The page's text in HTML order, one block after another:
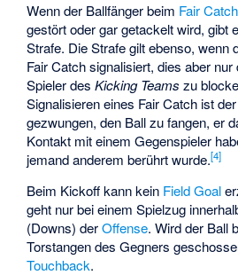
Wenn der Ballfänger beim Fair Catch
gestört oder gar getackelt wird, gibt
Strafe. Die Strafe gilt ebenso, wenn
Fair Catch signalisiert, dies aber
Spieler desKicking Teams zu
Signalisieren eines Fair Catch ist
gezwungen, den Ball zu fangen, er
Kontakt mit einem Gegenspieler
jemand anderem berührt wurde.[4]
Beim Kickoff kann kein Field Goal
geht nur bei einem Spielzug
(Downs) derOffense. Wird der Ball
Torstangen des Gegners
Touchback.